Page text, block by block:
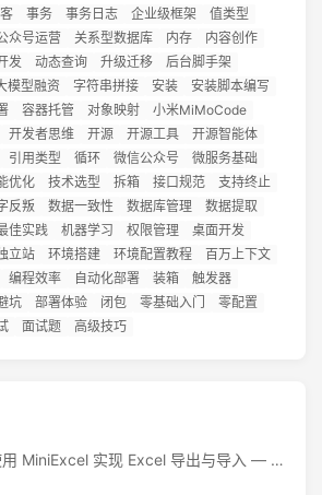
事务 事务日志 企业级框架
值类型
众号运营 关系型数据库 内存
内容创作
发 动态查询 升级迁移
后台脚手架
模型融资 字符串拼接 安装
安装脚本编写
容器托管 对象映射
小米MiMoCode
开发者思维 开源 开源工具
开源智能体
引用类型 循环 微信公众号
微服务基础
优化 技术选型 拆箱 接口规范
支持终止
反叛 数据一致性 数据库管理
数据提取
佳实践 机器学习 权限管理
桌面开发
立站 环境搭建 环境配置教程
百万上下文
编程效率 自动化部署 装箱
触发器
坑 部署体验 闭包 零基础入门
零配置
面试题 高级技巧
Blazor Server 中使用 MiniExcel 实现 Excel 导出与导入 — 实战教程